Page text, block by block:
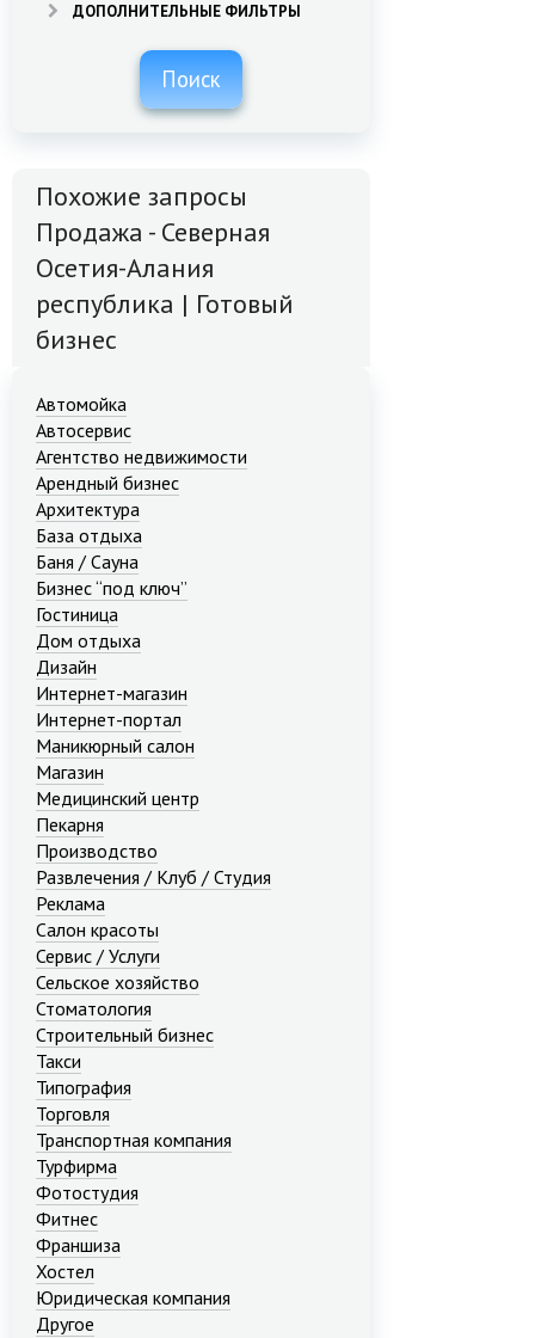
ДОПОЛНИТЕЛЬНЫЕ ФИЛЬТРЫ
Поиск
Похожие запросы
Продажа - Северная
Осетия-Алания
республика | Готовый
бизнес
Автомойка
Автосервис
Агентство недвижимости
Арендный бизнес
Архитектура
База отдыха
Баня / Сауна
Бизнес “под ключ”
Гостиница
Дом отдыха
Дизайн
Интернет-магазин
Интернет-портал
Маникюрный салон
Магазин
Медицинский центр
Пекарня
Производство
Развлечения / Клуб / Студия
Реклама
Салон красоты
Сервис / Услуги
Сельское хозяйство
Стоматология
Строительный бизнес
Такси
Типография
Торговля
Транспортная компания
Турфирма
Фотостудия
Фитнес
Франшиза
Хостел
Юридическая компания
Другое